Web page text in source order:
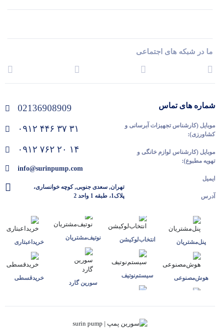
ما در شبکه های اجتماعی
شماره های تماس
موبایل (کارشناس تجهیزات آبرسانی و
کشاورزی):
موبایل (کارشناس لوازم خانگی و
تهویه مطبوع):
ایمیل
آدرس
02136908909
۰۹۱۲ ۴۴۶ ۳۷ ۳۱
۰۹۱۲ ۷۶۲ ۲۰ ۱۴
info@surinpump.com
تهران, سعدی جنوبی, کوچه خوانساری،
پلاک1، طبقه 1 واحد 2
پنل‌مشتریان
هوش‌مصنوعی
انتخاب‌لوکیشن
سیستم‌نوتیف
نوتیف‌مشتریان
سورین گارد
خرید‌اعبتاری
خرید‌قسطی